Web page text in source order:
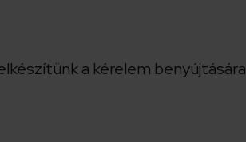
a kérelem benyújtására